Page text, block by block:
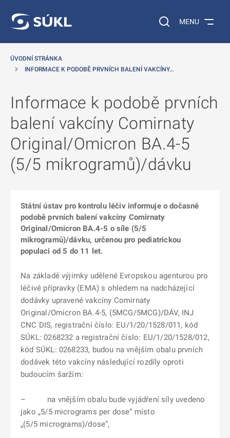
Vyhledávání na
MENU
ÚVODNÍ STRÁNKA
INFORMACE K PODOBĚ PRVNÍCH BALENÍ VAKCÍNY…
Informace k podobě prvních
balení vakcíny Comirnaty
Original/Omicron BA.4-5
(5/5 mikrogramů)/dávku
Státní ústav pro kontrolu léčiv informuje o dočasné
podobě prvních balení vakcíny Comirnaty
Original/Omicron BA.4-5 o síle (5/5
mikrogramů)/dávku, určenou pro pediatrickou
populaci od 5 do 11 let.
Na základě výjimky udělené Evropskou agenturou pro
léčivé přípravky (EMA) s ohledem na nadcházející
dodávky upravené vakcíny Comirnaty
Original/Omicron BA.4-5, (5MCG/5MCG)/DÁV, INJ
CNC DIS, registrační číslo: EU/1/20/1528/011, kód
SÚKL: 0268232 a registrační číslo: EU/1/20/1528/012,
kód SÚKL: 0268233, budou na vnějším obalu prvních
dodávek této vakcíny následující rozdíly oproti
budoucím šaržím:
– na vnějším obalu bude vyjádření síly uvedeno
jako „5/5 micrograms per dose“ místo
„(5/5 micrograms)/dose“,